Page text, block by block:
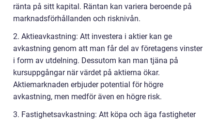
ränta på sitt kapital. Räntan kan variera beroende på
marknadsförhållanden och risknivån.
2. Aktieavkastning: Att investera i aktier kan ge
avkastning genom att man får del av företagens vinster
i form av utdelning. Dessutom kan man tjäna på
kursuppgångar när värdet på aktierna ökar.
Aktiemarknaden erbjuder potential för högre
avkastning, men medför även en högre risk.
3. Fastighetsavkastning: Att köpa och äga fastigheter